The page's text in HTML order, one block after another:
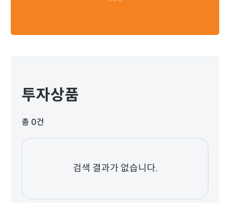
Loading…
투자상품
총 0건
검색 결과가 없습니다.